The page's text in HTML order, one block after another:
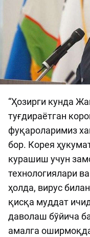
“Ҳозирги кунда
туғдираётган
фуқароларимиз
бор. Корея
курашиш учун
технологиялари
ҳолда, вирус
қисқа муддат
даволаш бўйича
амалга